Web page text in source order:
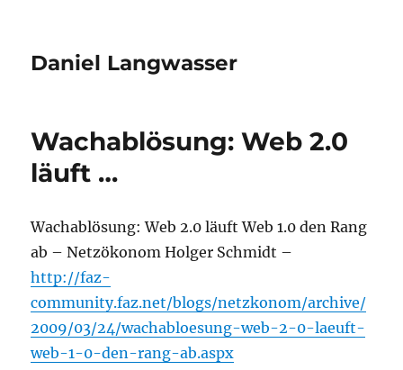
Daniel Langwasser
Wachablösung: Web 2.0
läuft …
Wachablösung: Web 2.0 läuft Web 1.0 den Rang
ab – Netzökonom Holger Schmidt –
http://faz-
community.faz.net/blogs/netzkonom/archive/
2009/03/24/wachabloesung-web-2-0-laeuft-
web-1-0-den-rang-ab.aspx